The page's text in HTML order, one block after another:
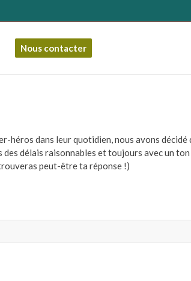
Nous contacter
héros dans leur quotidien, nous avons décidé
délais raisonnables et toujours avec un
peut-être ta réponse !)